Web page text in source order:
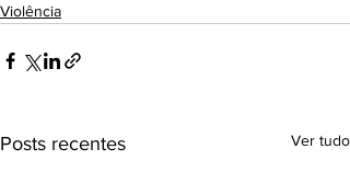
Violência
Posts recentes Ver tudo